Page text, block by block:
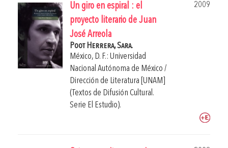
Un giro en espiral : el
proyecto literario de Juan
José Arreola
2009
Poot Herrera, Sara.
México, D. F.: Universidad
Nacional Autónoma de México /
Dirección de Literatura [UNAM]
(Textos de Difusión Cultural.
Serie El Estudio).